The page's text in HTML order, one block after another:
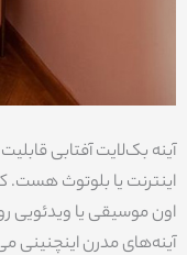
آینه بک‌لایت آفتابی
اینترنت یا بلوتوث هست.
اون موسیقی یا ویدئویی
آینه‌های مدرن اینچنینی